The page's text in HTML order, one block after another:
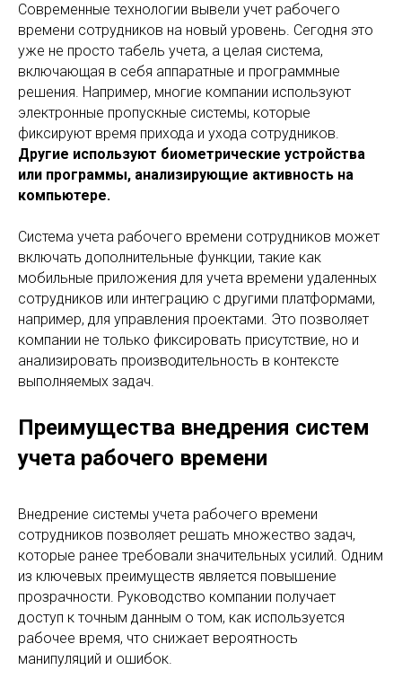
Современные технологии вывели учет рабочего
времени сотрудников на новый уровень. Сегодня это
уже не просто табель учета, а целая система,
включающая в себя аппаратные и программные
решения. Например, многие компании используют
электронные пропускные системы, которые
фиксируют время прихода и ухода сотрудников.
Другие используют биометрические устройства
или программы, анализирующие активность на
компьютере.
Система учета рабочего времени сотрудников может
включать дополнительные функции, такие как
мобильные приложения для учета времени удаленных
сотрудников или интеграцию с другими платформами,
например, для управления проектами. Это позволяет
компании не только фиксировать присутствие, но и
анализировать производительность в контексте
выполняемых задач.
Преимущества внедрения систем
учета рабочего времени
Внедрение системы учета рабочего времени
сотрудников позволяет решать множество задач,
которые ранее требовали значительных усилий. Одним
из ключевых преимуществ является повышение
прозрачности. Руководство компании получает
доступ к точным данным о том, как используется
рабочее время, что снижает вероятность
манипуляций и ошибок.